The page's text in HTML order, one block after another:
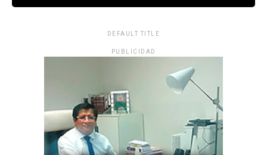
DEFAULT TITLE
PUBLICIDAD